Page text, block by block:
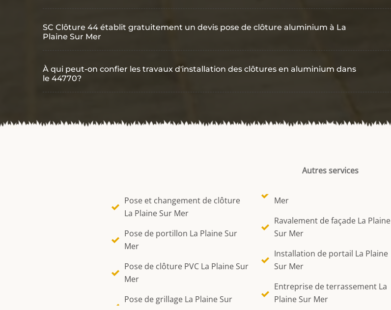
SC Clôture 44 établit gratuitement un devis pose de clôture aluminium à La
Plaine Sur Mer
À qui peut-on confier les travaux d'installation des clôtures en aluminium dans
le 44770?
Autres services
Pose et changement de clôture
La Plaine Sur Mer
Pose de portillon La Plaine Sur
Mer
Pose de clôture PVC La Plaine Sur
Mer
Pose de grillage La Plaine Sur
Mer
Ravalement de façade La Plaine
Sur Mer
Installation de portail La Plaine
Sur Mer
Entreprise de terrassement La
Plaine Sur Mer